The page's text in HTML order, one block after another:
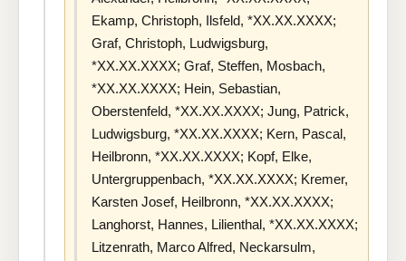
Ekamp, Christoph, Ilsfeld, *XX.XX.XXXX;
Graf, Christoph, Ludwigsburg,
*XX.XX.XXXX; Graf, Steffen, Mosbach,
*XX.XX.XXXX; Hein, Sebastian,
Oberstenfeld, *XX.XX.XXXX; Jung, Patrick,
Ludwigsburg, *XX.XX.XXXX; Kern, Pascal,
Heilbronn, *XX.XX.XXXX; Kopf, Elke,
Untergruppenbach, *XX.XX.XXXX; Kremer,
Karsten Josef, Heilbronn, *XX.XX.XXXX;
Langhorst, Hannes, Lilienthal, *XX.XX.XXXX;
Litzenrath, Marco Alfred, Neckarsulm,